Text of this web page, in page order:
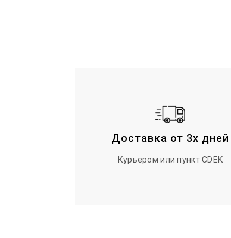
Доставка от 3х дней
Курьером или пункт CDEK